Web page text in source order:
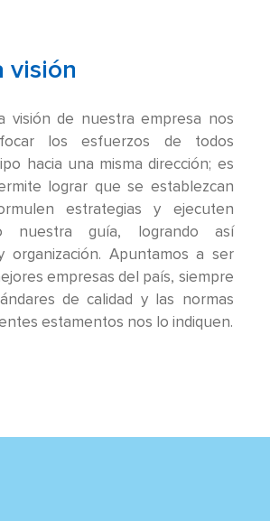
visión
visión de nuestra empresa nos
los esfuerzos de todos
hacia una misma dirección; es
lograr que se establezcan
estrategias y ejecuten
nuestra guía, logrando así
organización. Apuntamos a ser
empresas del país, siempre
de calidad y las normas
estamentos nos lo indiquen.